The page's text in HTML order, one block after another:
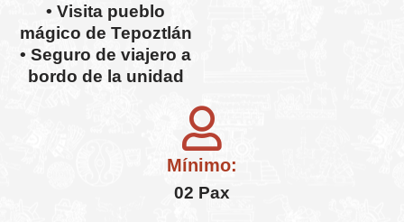
• Visita pueblo
mágico de Tepoztlán
• Seguro de viajero a
bordo de la unidad
Mínimo:
02 Pax